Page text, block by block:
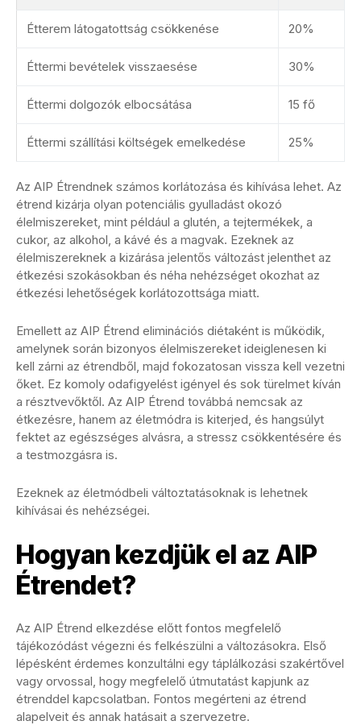
Étterem látogatottság csökkenése 20%
Éttermi bevételek visszaesése 30%
Éttermi dolgozók elbocsátása 15 fő
Éttermi szállítási költségek emelkedése 25%
Az AIP Étrendnek számos korlátozása és kihívása lehet. Az
étrend kizárja olyan potenciális gyulladást okozó
élelmiszereket, mint például a glutén, a tejtermékek, a
cukor, az alkohol, a kávé és a magvak. Ezeknek az
élelmiszereknek a kizárása jelentős változást jelenthet az
étkezési szokásokban és néha nehézséget okozhat az
étkezési lehetőségek korlátozottsága miatt.
Emellett az AIP Étrend eliminációs diétaként is működik,
amelynek során bizonyos élelmiszereket ideiglenesen ki
kell zárni az étrendből, majd fokozatosan vissza kell vezetni
őket. Ez komoly odafigyelést igényel és sok türelmet kíván
a résztvevőktől. Az AIP Étrend továbbá nemcsak az
étkezésre, hanem az életmódra is kiterjed, és hangsúlyt
fektet az egészséges alvásra, a stressz csökkentésére és
a testmozgásra is.
Ezeknek az életmódbeli változtatásoknak is lehetnek
kihívásai és nehézségei.
Hogyan kezdjük el az AIP
Étrendet?
Az AIP Étrend elkezdése előtt fontos megfelelő
tájékozódást végezni és felkészülni a változásokra. Első
lépésként érdemes konzultálni egy táplálkozási szakértővel
vagy orvossal, hogy megfelelő útmutatást kapjunk az
étrenddel kapcsolatban. Fontos megérteni az étrend
alapelveit és annak hatásait a szervezetre.